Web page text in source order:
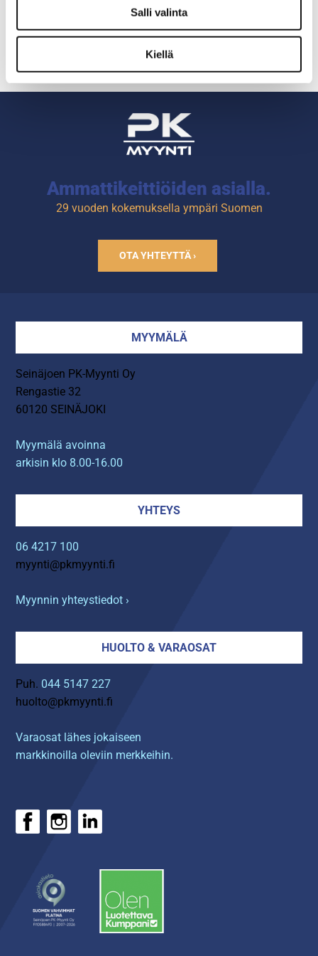
Salli valinta
Kiellä
Ulkomitat: (l) 1150 x (s) 620 /
RST-tasoa.
Vaunussa on neljä kääntyvää
Ulkomitat: (l) 800 x (s) 620 /
RST-tasoa.
tammi, pähkinä, pyökki,
koivu ja valkoinen.
Vaunussa on neljä kääntyvää
pyörää, joista kaksi on
Ammattikeittiöiden asialla.
29 vuoden kokemuksella ympäri Suomen
OTA YHTEYTTÄ ›
MYYMÄLÄ
Seinäjoen PK-Myynti Oy
Rengastie 32
60120 SEINÄJOKI
Myymälä avoinna
arkisin klo 8.00-16.00
YHTEYS
06 4217 100
myynti@pkmyynti.fi
Myynnin yhteystiedot ›
HUOLTO & VARAOSAT
Puh. 044 5147 227
huolto@pkmyynti.fi
Varaosat lähes jokaiseen
markkinoilla oleviin merkkeihin.